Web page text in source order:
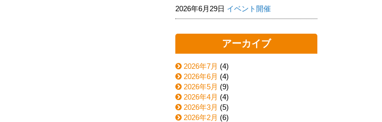
2026年6月29日 イベント開催
アーカイブ
2026年7月 (4)
2026年6月 (4)
2026年5月 (9)
2026年4月 (4)
2026年3月 (5)
2026年2月 (6)